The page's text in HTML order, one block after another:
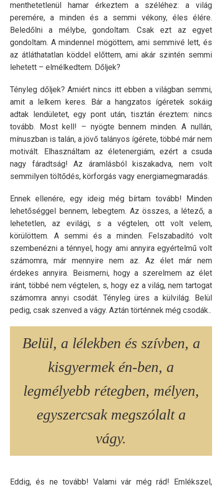
menthetetlenül hamar érkeztem a széléhez: a világ
peremére, a minden és a semmi vékony, éles élére.
Beledőlni a mélybe, gondoltam. Csak ezt az egyet
gondoltam. A mindennel mögöttem, ami semmivé lett, és
az átláthatatlan köddel előttem, ami akár szintén semmi
lehetett – elmélkedtem. Dőljek?
Tényleg dőljek? Amiért nincs itt ebben a világban semmi,
amit a lelkem keres. Bár a hangzatos ígéretek sokáig
adtak lendületet, egy pont után, tisztán éreztem: nincs
tovább. Most kell! – nyögte bennem minden. A nullán,
mínuszban is talán, a jövő talányos ígérete, többé már nem
motivált. Elhasználtam az életenergiám, ezért a csuda
nagy fáradtság! Az áramlásból kiszakadva, nem volt
semmilyen töltődés, körforgás vagy energiamegmaradás.
Ennek ellenére, egy ideig még bírtam tovább! Minden
lehetőséggel bennem, lebegtem. Az összes, a létező, a
lehetetlen, az evilági, s a végtelen, ott volt velem,
körülöttem. A semmi és a minden. Felszabadító volt
szembenézni a ténnyel, hogy ami annyira egyértelmű volt
számomra, már mennyire nem az. Az élet már nem
érdekes annyira. Beismerni, hogy a szerelmem az élet
iránt, többé nem végtelen, s, hogy ez a világ, nem tartogat
számomra annyi csodát. Tényleg üres a külvilág. Belül
pedig, csak szenved a vágy. Aztán történnek még csodák..
Belül, a lélekben és szívben, a
kisgyermek én-ben, a
legmélyebb rétegben, mélyen,
egyszercsak megszólalt a
vágy.
Eddig, és ne tovább! Valami vár még rád! Emlékszel,